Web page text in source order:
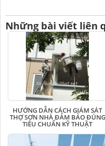
Những bài viết liên
HƯỚNG DẪN CÁCH GIÁM SÁT
THỢ SƠN NHÀ ĐẢM BẢO ĐÚNG
TIÊU CHUẨN KỸ THUẬT